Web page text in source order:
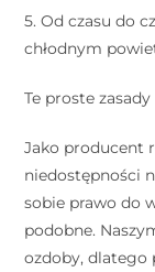
5. Od czasu do
chłodnym
Te proste
Jako producent
niedostępności
sobie prawo do
podobne.
ozdoby, dlatego